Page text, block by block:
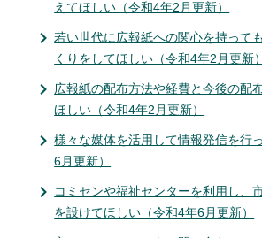
えてほしい（令和4年2月更新）
若い世代に広報紙への関心を持って
くりをしてほしい（令和4年2月更新）
広報紙の配布方法や経費と今後の配
ほしい（令和4年2月更新）
様々な媒体を活用して情報発信を行
6月更新）
コミセンや福祉センターを利用し、
を設けてほしい（令和4年6月更新）